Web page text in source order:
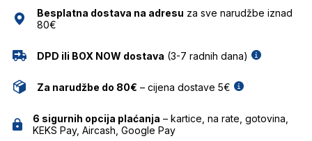
Besplatna dostava na adresu za sve narudžbe iznad
80€
DPD ili BOX NOW dostava (3-7 radnih dana)
Za narudžbe do 80€ – cijena dostave 5€
6 sigurnih opcija plaćanja – kartice, na rate, gotovina,
KEKS Pay, Aircash, Google Pay